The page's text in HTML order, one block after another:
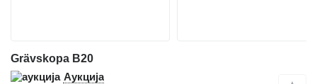
Grävskopa B20
Аукција